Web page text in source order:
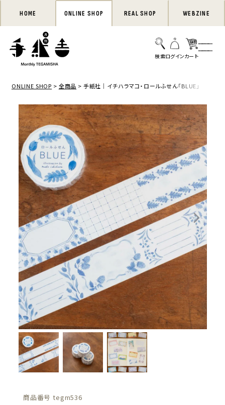
HOME ONLINE SHOP REAL SHOP WEBZINE
ONLINE SHOP 全商品 手紙社｜イチハラマコ・ロールふせん「BLUE」
商品番号 tegm536